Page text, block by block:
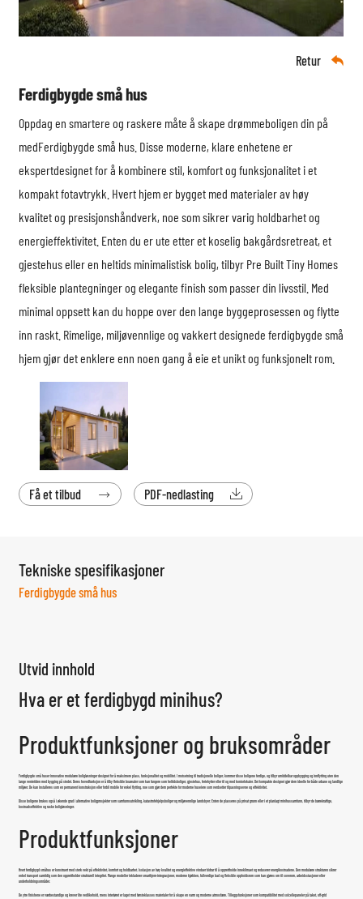
Retur 
Ferdigbygde små hus
Oppdag en smartere og raskere måte å skape drømmeboligen din på
medFerdigbygde små hus . Disse moderne, klare enhetene er
ekspertdesignet for å kombinere stil, komfort og funksjonalitet i et
kompakt fotavtrykk. Hvert hjem er bygget med materialer av høy
kvalitet og presisjonshåndverk, noe som sikrer varig holdbarhet og
energieffektivitet. Enten du er ute etter et koselig bakgårdsretreat, et
gjestehus eller en heltids minimalistisk bolig, tilbyr Pre Built Tiny Homes
fleksible plantegninger og elegante finish som passer din livsstil. Med
minimal oppsett kan du hoppe over den lange byggeprosessen og flytte
inn raskt. Rimelige, miljøvennlige og vakkert designede ferdigbygde små
hjem gjør det enklere enn noen gang å eie et unikt og funksjonelt rom.
Få et tilbud  PDF-nedlasting 
Tekniske spesifikasjoner
Ferdigbygde små hus
Utvid innhold
Hva er et ferdigbygd minihus?
Produktfunksjoner og bruksområder
Ferdigbygde små huser innovative modulære boligløsninger designet for å maksimere plass, funksjonalitet og mobilitet. I motsetning til tradisjonelle boliger, kommer disse boligene ferdige, og tilbyr umiddelbar oppbygging og innflytting uten den
lange ventetiden med bygging på stedet. Deres hovedfunksjon er å tilby fleksible boarealer som kan fungere som heltidsboliger, gjestehus, feriehytter eller til og med kontorlokaler. Det kompakte designet gjør dem ideelle for både urbane og landlige
miljøer. De kan installeres som en permanent konstruksjon eller forbli mobile for enkel flytting, noe som gjør dem perfekte for moderne huseiere som verdsetter tilpasningsevne og effektivitet.
Disse boligene brukes også i økende grad i alternative boligprosjekter som samfunnsutvikling, katastrofehjelpsboliger og miljøvennlige landsbyer. Enten de plasseres på privat grunn eller i et planlagt minihussamfunn, tilbyr de bærekraftige,
kostnadseffektive og raske boligløsninger.
Produktfunksjoner
Hvert ferdigbygd småhus er konstruert med sterk vekt på effektivitet, komfort og holdbarhet. Isolasjon av høy kvalitet og energieffektive vinduer bidrar til å opprettholde inneklimaet og reduserer energikostnadene. Den modulære strukturen sikrer
enkel transport samtidig som den opprettholder strukturell integritet. Mange modeller inkluderer smarthjem-integrasjoner, moderne kjøkken, fullverdige bad og fleksible oppholdsrom som kan gjøres om til soverom, arbeidsstasjoner eller
underholdningsområder.
De ytre finishene er værbestandige og krever lite vedlikehold, mens interiøret er laget med førsteklasses materialer for å skape en varm og moderne atmosfære. Tilleggsfunksjoner som kompatibilitet med solcellepaneler på taket, off-grid